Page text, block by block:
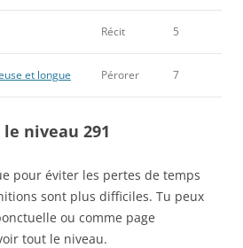
Récit 5
et longue Pérorer 7
niveau 291
pour éviter les pertes de temps
sont plus difficiles. Tu peux
ou comme page
tout le niveau.